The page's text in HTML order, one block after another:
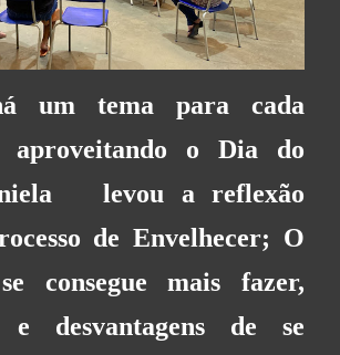
um tema para cada
aproveitando o Dia do
levou a reflexão
de Envelhecer; O
consegue mais fazer,
e desvantagens de se